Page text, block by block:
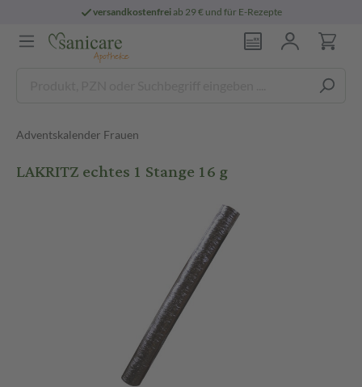
versandkostenfreiab 29 € und für E-Rezepte
Adventskalender Frauen
LAKRITZ echtes 1 Stange 16 g